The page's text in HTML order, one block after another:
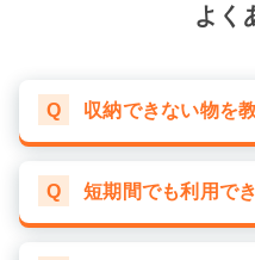
よく
Q 収納できない物を
Q 短期間でも利用で